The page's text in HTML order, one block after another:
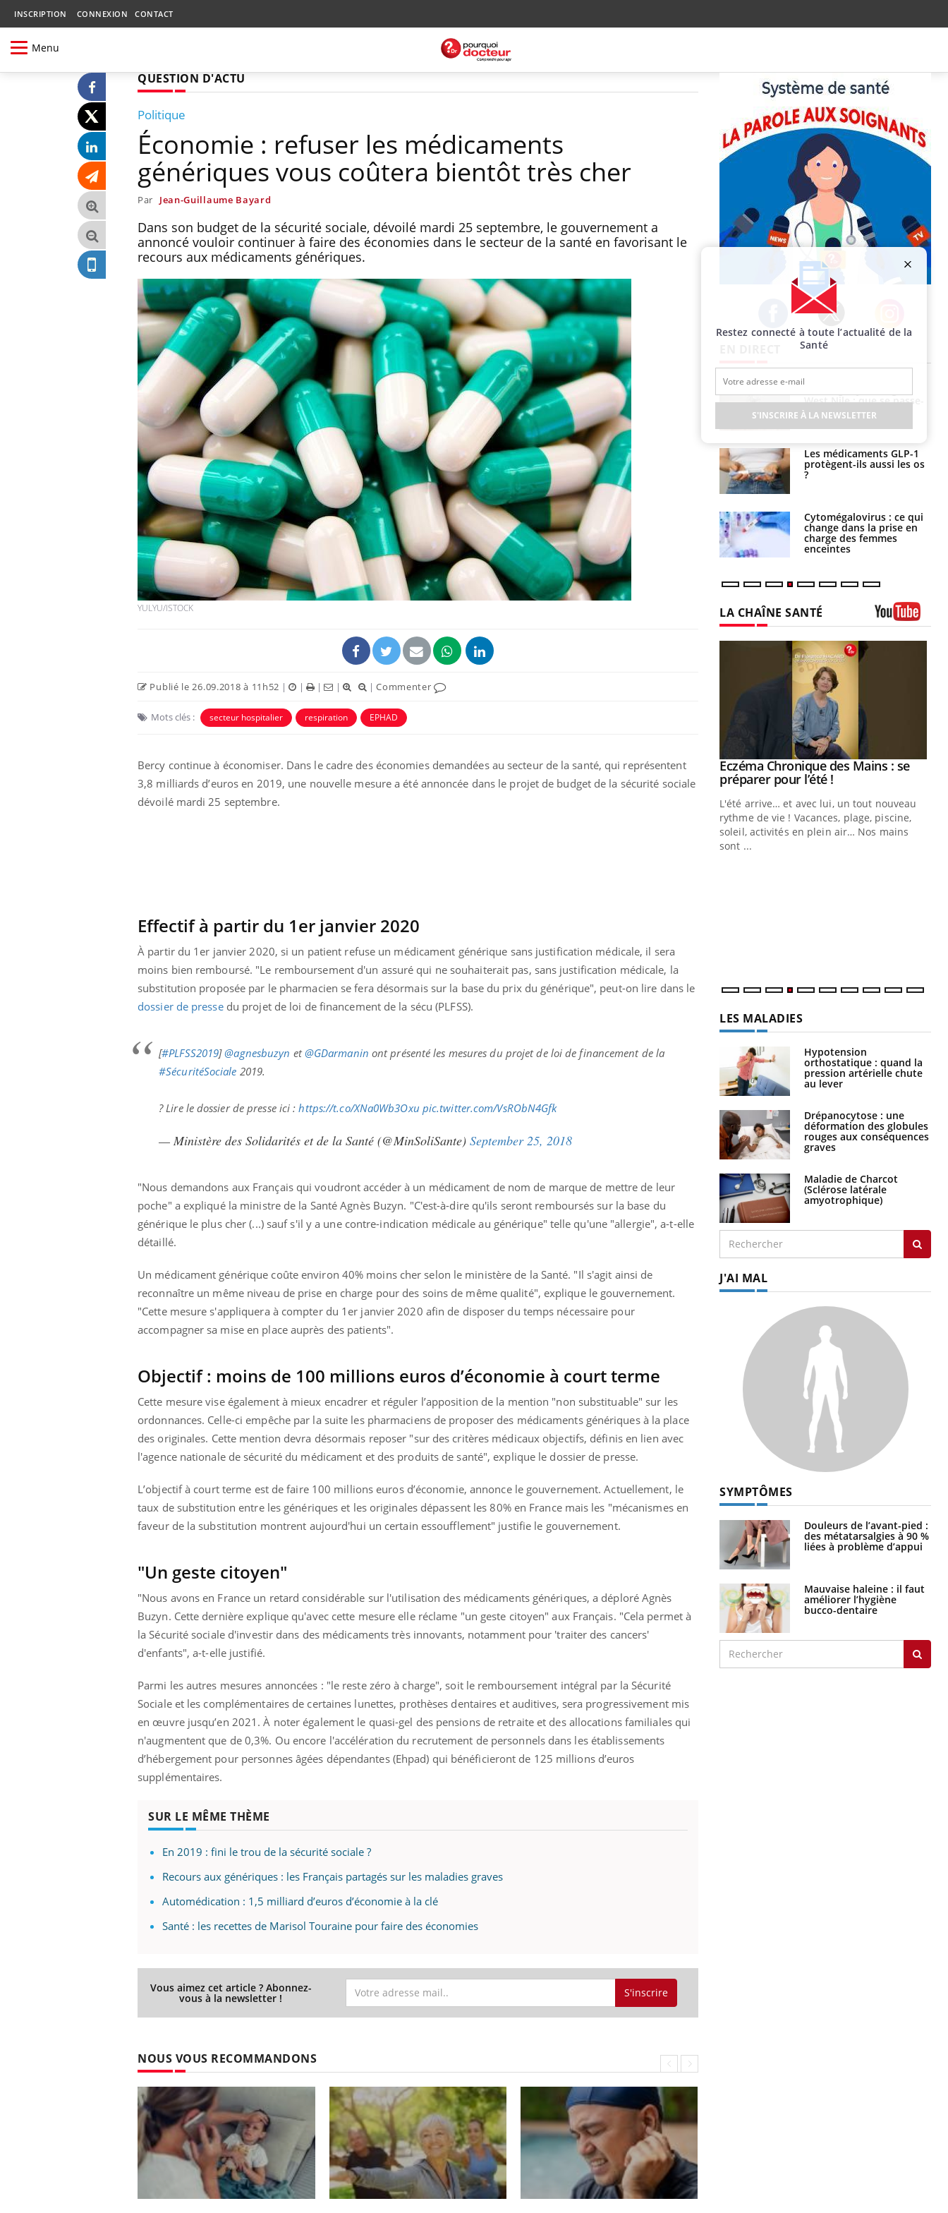
INSCRIPTION CONNEXION CONTACT
Menu
QUESTION D'ACTU
Politique
Économie : refuser les médicaments
génériques vous coûtera bientôt très cher
Par Jean-Guillaume Bayard
Dans son budget de la sécurité sociale, dévoilé mardi 25 septembre, le gouvernement a
annoncé vouloir continuer à faire des économies dans le secteur de la santé en favorisant le
recours aux médicaments génériques.
YULYU/ISTOCK
Publié le 26.09.2018 à 11h52 | | | | |Commenter
Mots clés : secteur hospitalier respiration EPHAD
Bercy continue à économiser. Dans le cadre des économies demandées au secteur de la santé, qui représentent
3,8 milliards d’euros en 2019, une nouvelle mesure a été annoncée dans le projet de budget de la sécurité sociale
dévoilé mardi 25 septembre.
Effectif à partir du 1er janvier 2020
À partir du 1er janvier 2020, si un patient refuse un médicament générique sans justification médicale, il sera
moins bien remboursé. "Le remboursement d'un assuré qui ne souhaiterait pas, sans justification médicale, la
substitution proposée par le pharmacien se fera désormais sur la base du prix du générique", peut-on lire dans le
dossier de pressedu projet de loi de financement de la sécu (PLFSS).
[#PLFSS2019]@agnesbuzyn et@GDarmanin ont présenté les mesures du projet de loi de financement de la
#SécuritéSociale 2019.
? Lire le dossier de presse ici :https://t.co/XNa0Wb3Oxu pic.twitter.com/VsRObN4Gfk
— Ministère des Solidarités et de la Santé (@MinSoliSante) September 25, 2018
"Nous demandons aux Français qui voudront accéder à un médicament de nom de marque de mettre de leur
poche" a expliqué la ministre de la Santé Agnès Buzyn. "C'est-à-dire qu'ils seront remboursés sur la base du
générique le plus cher (...) sauf s'il y a une contre-indication médicale au générique" telle qu'une "allergie", a-t-elle
détaillé.
Un médicament générique coûte environ 40% moins cher selon le ministère de la Santé. "Il s'agit ainsi de
reconnaître un même niveau de prise en charge pour des soins de même qualité", explique le gouvernement.
"Cette mesure s'appliquera à compter du 1er janvier 2020 afin de disposer du temps nécessaire pour
accompagner sa mise en place auprès des patients".
Objectif : moins de 100 millions euros d’économie à court terme
Cette mesure vise également à mieux encadrer et réguler l’apposition de la mention "non substituable" sur les
ordonnances. Celle-ci empêche par la suite les pharmaciens de proposer des médicaments génériques à la place
des originales. Cette mention devra désormais reposer "sur des critères médicaux objectifs, définis en lien avec
l'agence nationale de sécurité du médicament et des produits de santé", explique le dossier de presse.
L’objectif à court terme est de faire 100 millions euros d’économie, annonce le gouvernement. Actuellement, le
taux de substitution entre les génériques et les originales dépassent les 80% en France mais les "mécanismes en
faveur de la substitution montrent aujourd'hui un certain essoufflement" justifie le gouvernement.
"Un geste citoyen"
"Nous avons en France un retard considérable sur l'utilisation des médicaments génériques, a déploré Agnès
Buzyn. Cette dernière explique qu'avec cette mesure elle réclame "un geste citoyen" aux Français. "Cela permet à
la Sécurité sociale d'investir dans des médicaments très innovants, notamment pour 'traiter des cancers'
d'enfants", a-t-elle justifié.
Parmi les autres mesures annoncées : "le reste zéro à charge", soit le remboursement intégral par la Sécurité
Sociale et les complémentaires de certaines lunettes, prothèses dentaires et auditives, sera progressivement mis
en œuvre jusqu’en 2021. À noter également le quasi-gel des pensions de retraite et des allocations familiales qui
n'augmentent que de 0,3%. Ou encore l'accélération du recrutement de personnels dans les établissements
d’hébergement pour personnes âgées dépendantes (Ehpad) qui bénéficieront de 125 millions d’euros
supplémentaires.
SUR LE MÊME THÈME
En 2019 : fini le trou de la sécurité sociale ?
Recours aux génériques : les Français partagés sur les maladies graves
Automédication : 1,5 milliard d’euros d’économie à la clé
Santé : les recettes de Marisol Touraine pour faire des économies
Vous aimez cet article ? Abonnez-
vous à la newsletter ! S'inscrire
NOUS VOUS RECOMMANDONS
Facebook Twitter Instagram
Bébés, jeunes enfants :
quelle trousse à
pharmacie pour les
vacances ?
Syndrome métabolique :
quels sont les meilleurs
exercices physiques ?
Comment éviter une otite
pendant les vacances ?
Hantavirus : un cas
détecté chez un touriste
en France
Mortalité infantile : un
rapport s’interroge sur
son taux élevé en France
Grossesse à risque : ce jus
naturel attire l'attention
des chercheurs
Comment oublier les
écrans en vacances ?
Toujours connectés :
comment le travail
empiète de plus en plus
sur nos soirées
changé la donne au Pays
basque
West Nile : que se passe-
t-il dans le sud de la
France ?
Les médicaments GLP-1
protègent-ils aussi les os
?
Cytomégalovirus : ce qui
change dans la prise en
charge des femmes
enceintes
LA CHAÎNE SANTÉ
Eczéma Chronique des Mains :
expliquer ma maladieYoutube
Il y a des sujets qui sont faciles à aborder...
Youtube
Carence en fer : comprendre pour
prévenirYoutube
Youtube
Insuline & Charge mentale : et si on
osait en parler??Youtube
Youtube
Eczéma Chronique des Mains : se
préparer pour l’été !Youtube
L'été arrive… et avec lui, un tout nouveau
rythme de vie ! Vacances, plage, piscine,
soleil, activités en plein air… Nos mains
sont ...
LES MALADIES
Hypotension
orthostatique : quand la
pression artérielle chute
au lever
Drépanocytose : une
déformation des globules
rouges aux conséquences
graves
Maladie de Charcot
(Sclérose latérale
amyotrophique)
J'AI MAL
SYMPTÔMES
Douleurs de l’avant-pied :
des métatarsalgies à 90 %
liées à problème d’appui
Mauvaise haleine : il faut
améliorer l’hygiène
bucco-dentaire
Restez connecté à toute l’actualité de la
Santé
S'INSCRIRE À LA NEWSLETTER